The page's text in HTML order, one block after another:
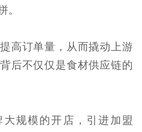
。
高订单量，从而撬动上游
后不仅仅是食材供应链的
规模的开店，引进加盟